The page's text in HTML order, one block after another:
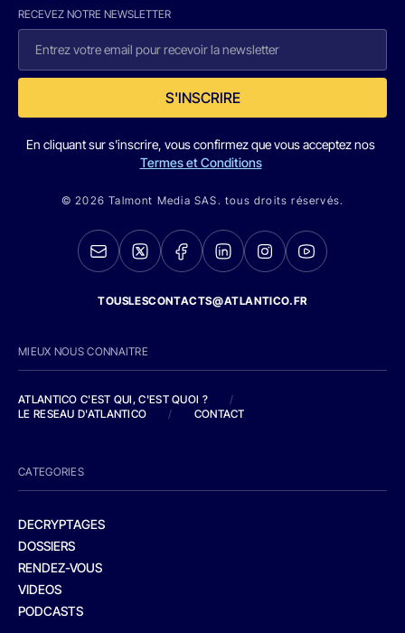
RECEVEZ NOTRE NEWSLETTER
S'INSCRIRE
En cliquant sur s'inscrire, vous confirmez que vous acceptez nos
Termes et Conditions
© 2026 Talmont Media SAS. tous droits réservés.
TOUSLESCONTACTS@ATLANTICO.FR
MIEUX NOUS CONNAITRE
ATLANTICO C'EST QUI, C'EST QUOI ?
/
LE RESEAU D'ATLANTICO
/ CONTACT
CATEGORIES
DECRYPTAGES
DOSSIERS
RENDEZ-VOUS
VIDEOS
PODCASTS